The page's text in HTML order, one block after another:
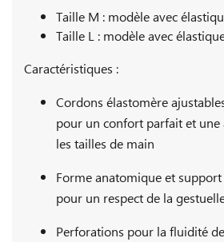
Taille M : modèle avec
Taille L : modèle avec
Caractéristiques :
Cordons élastomère
pour un confort parfait et
les tailles de main
Forme anatomique et
pour un respect de la
Perforations pour la fluidité